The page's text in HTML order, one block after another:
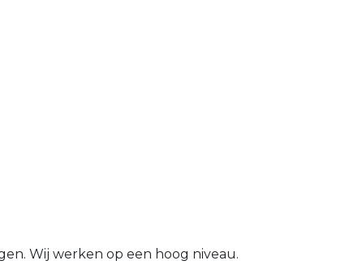
Wij werken op een hoog niveau.